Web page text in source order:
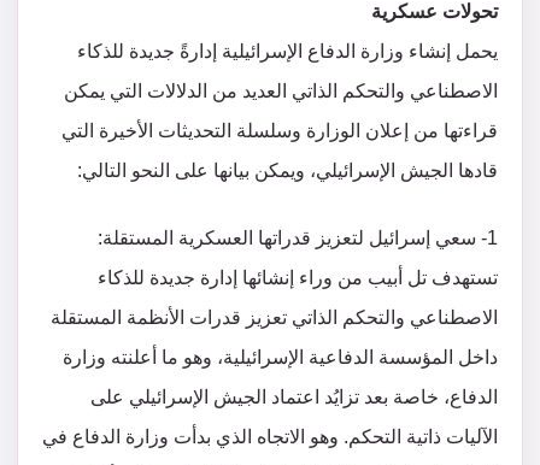
تحولات عسكرية
يحمل إنشاء وزارة الدفاع الإسرائيلية إدارةً جديدة للذكاء
الاصطناعي والتحكم الذاتي العديد من الدلالات التي يمكن
قراءتها من إعلان الوزارة وسلسلة التحديثات الأخيرة التي
قادها الجيش الإسرائيلي، ويمكن بيانها على النحو التالي:
1- سعي إسرائيل لتعزيز قدراتها العسكرية المستقلة:
تستهدف تل أبيب من وراء إنشائها إدارة جديدة للذكاء
الاصطناعي والتحكم الذاتي تعزيز قدرات الأنظمة المستقلة
داخل المؤسسة الدفاعية الإسرائيلية، وهو ما أعلنته وزارة
الدفاع، خاصة بعد تزايُد اعتماد الجيش الإسرائيلي على
الآليات ذاتية التحكم. وهو الاتجاه الذي بدأت وزارة الدفاع في